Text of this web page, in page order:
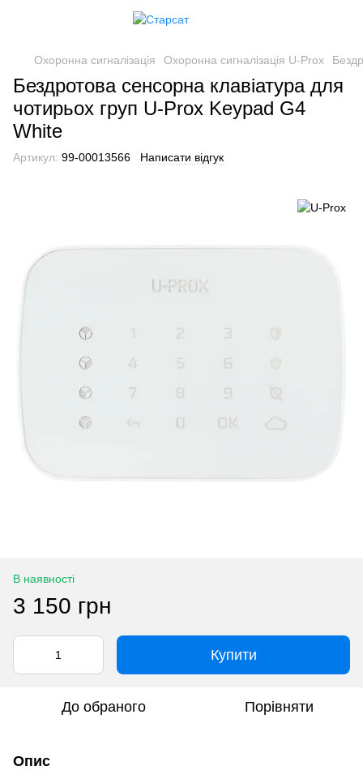
Охоронна сигналізація Охоронна сигналізація U-Prox
Бездротова сенсорна клавіатура для
чотирьох груп U-Prox Keypad G4
White
Артикул: 99-00013566 Написати відгук
В наявності
3 150 грн
Купити
До обраного Порівняти
Опис